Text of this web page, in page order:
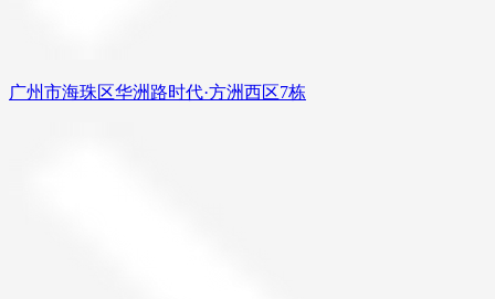
广州市海珠区华洲路时代·方洲西区7栋